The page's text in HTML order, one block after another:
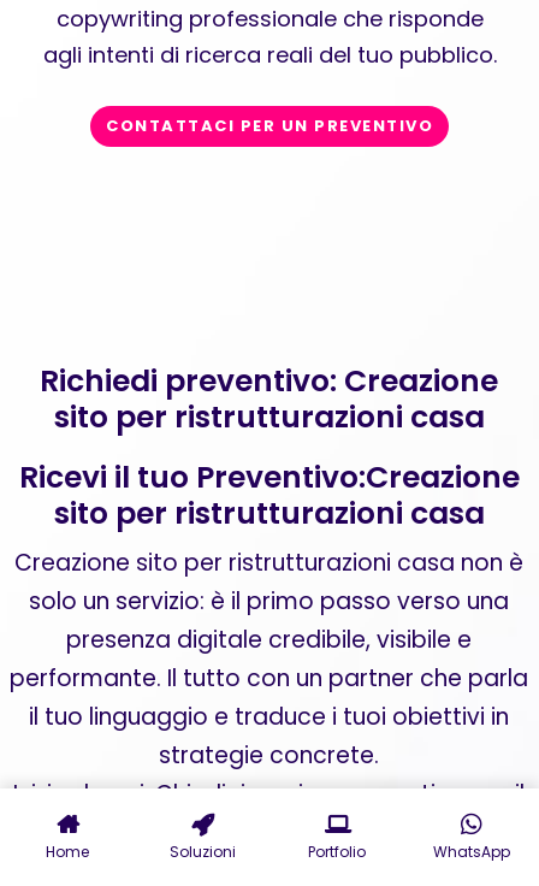
copywriting professionale che risponde
agli intenti di ricerca reali del tuo pubblico.
CONTATTACI PER UN PREVENTIVO
Richiedi preventivo: Creazione
sito per ristrutturazioni casa
Ricevi il tuo Preventivo:Creazione
sito per ristrutturazioni casa
Creazione sito per ristrutturazioni casa non è
solo un servizio: è il primo passo verso una
presenza digitale credibile, visibile e
performante. Il tutto con un partner che parla
il tuo linguaggio e traduce i tuoi obiettivi in
strategie concrete.
Inizia da qui. Chiedici oggi un preventivo per il
tuo sito web aziendale o una consulenza per
Home Soluzioni Portfolio WhatsApp